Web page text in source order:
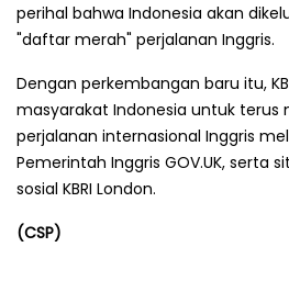
perihal bahwa Indonesia akan
"daftar merah" perjalanan Inggris.
Dengan perkembangan baru itu,
masyarakat Indonesia untuk terus
perjalanan internasional Inggris
Pemerintah Inggris GOV.UK, serta
sosial KBRI London.
(CSP)